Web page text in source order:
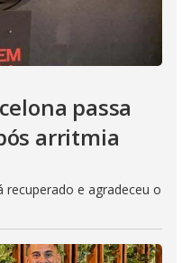
passa
arritmia
e agradeceu o